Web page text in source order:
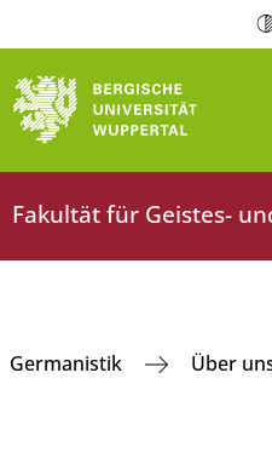
Fakultät für Geistes-
Germanistik Über